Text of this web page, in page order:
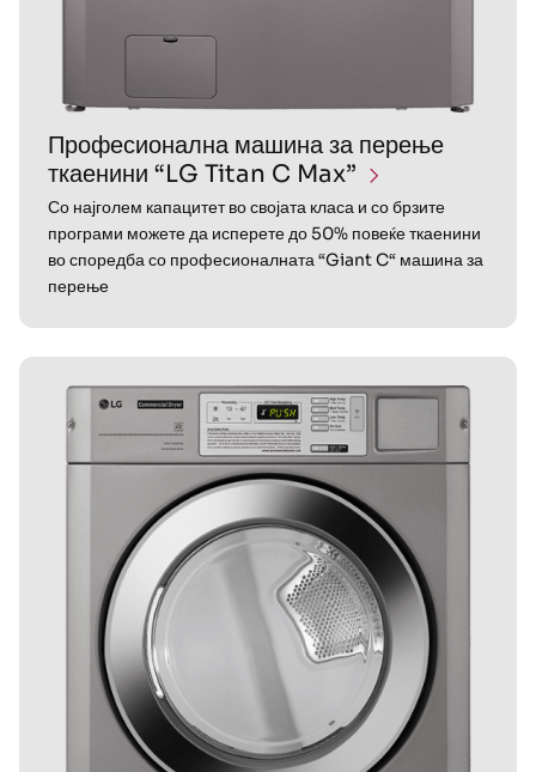
Професионална машина за перење
ткаенини “LG Titan C Max”
Со најголем капацитет во својата класа и со брзите
програми можете да исперете до 50% повеќе ткаенини
во споредба со професионалната “Giant C“ машина за
перење